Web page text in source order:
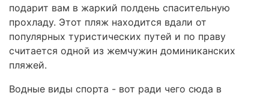
подарит вам в жаркий полдень спасительную
прохладу. Этот пляж находится вдали от
популярных туристических путей и по праву
считается одной из жемчужин доминиканских
пляжей.
Водные виды спорта - вот ради чего сюда в